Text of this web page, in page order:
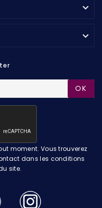


OK
moment. Vous trouverez
dans les conditions
site.